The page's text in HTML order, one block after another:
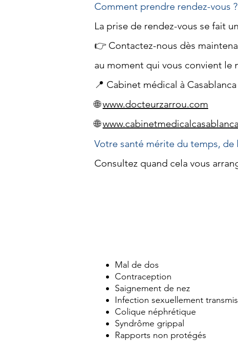
Comment prendre rendez-vous ?
La prise de rendez-vous se fait
👉 Contactez-nous dès
au moment qui vous convient le
📍 Cabinet médical à Casablanca
🌐www.docteurzarrou.com
🌐
Votre santé mérite du temps,
Consultez quand cela vous
Mal de dos
Contraception
Saignement de nez
Infection sexuellement
Colique néphrétique
Syndrôme grippal
Rapports non protégés